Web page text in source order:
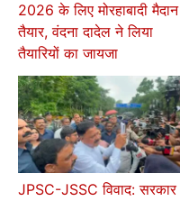
2026 के लिए मोरहाबादी मैदान
तैयार, वंदना दादेल ने लिया
तैयारियों का जायजा
JPSC-JSSC विवाद: सरकार